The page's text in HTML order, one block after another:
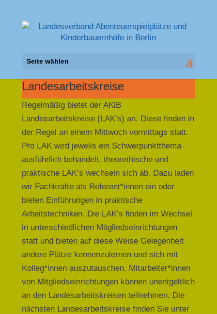
Seite wählen
Landesarbeitskreise
Regelmäßig bietet der AKiB
Landesarbeitskreise (LAK’s) an. Diese finden in
der Regel an einem Mittwoch vormittags statt.
Pro LAK wird jeweils ein Schwerpunktthema
ausführlich behandelt, theorethische und
praktische LAK’s wechseln sich ab. Dazu laden
wir Fachkräfte als Referent*innen ein oder
bieten Einführungen in praktische
Arbeitstechniken. Die LAK’s finden im Wechsel
in unterschiedlichen Mitgliedseinrichtungen
statt und bieten auf diese Weise Gelegenheit
andere Plätze kennenzulernen und sich mit
Kolleg*innen auszutauschen. Mitarbeiter*innen
von Mitgliedseinrichtungen können unentgeltlich
an den Landesarbeitskreisen teilnehmen. Die
nächsten Landesarbeitskreise finden Sie unter